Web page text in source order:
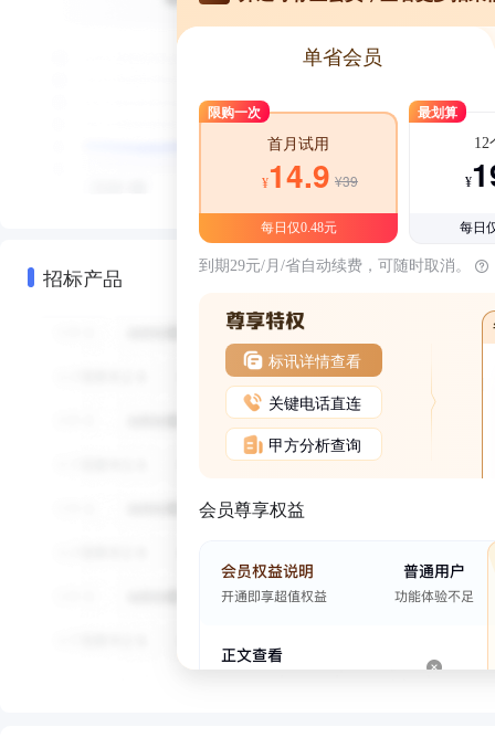
招标产品
单省会员
限购一次
首月试用
¥14.9 ¥39
每日仅0.48元
最划算
12
¥
每日
到期29元/月/省自动续费，可随时取消。
标讯详情查看
关键电话直连
甲方分析查询
会员尊享权益